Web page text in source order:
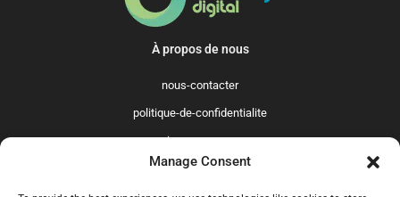
Manage Consent
À propos de nous
nous-contacter
politique-de-confidentialite
qui-sommes-nous